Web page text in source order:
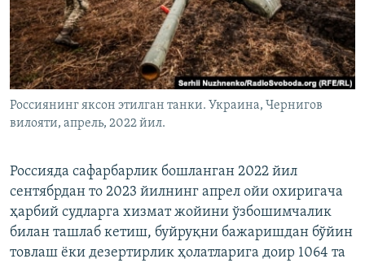
Россиянинг яксон этилган танки. Украина, Чернигов
вилояти, апрель, 2022 йил.
Россияда сафарбарлик бошланган 2022 йил
сентябрдан то 2023 йилнинг апрел ойи охиригача
ҳарбий судларга хизмат жойини ўзбошимчалик
билан ташлаб кетиш, буйруқни бажаришдан бўйин
товлаш ёки дезертирлик ҳолатларига доир 1064 та